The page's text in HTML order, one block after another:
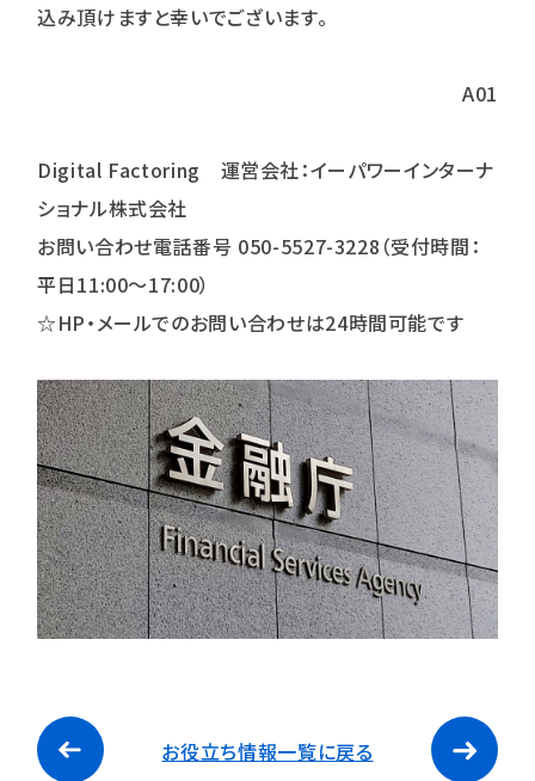
込み頂けますと幸いでございます。
A01
Digital Factoring 運営会社：イーパワーインターナ
ショナル株式会社
お問い合わせ電話番号 050-5527-3228（受付時間：
平日11:00～17:00）
☆HP・メールでのお問い合わせは24時間可能です
お役立ち情報一覧に戻る